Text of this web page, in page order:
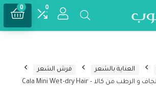
0
0
العناية بالشعر
فرش الشعر
فرشاة صغيرة للشعر الجاف و الرطب من كالا – Cala Mini Wet-dry Hair